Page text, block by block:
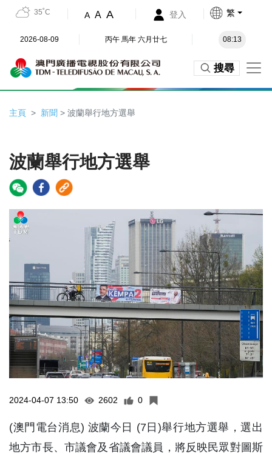
35˚C A A A 登入 繁
2026-08-09 丙午 馬年 六月廿七 08:13
搜尋
主頁 新聞 > 波蘭舉行地方選舉
波蘭舉行地方選舉
2024-04-07 13:50 2602 0
(澳門電台消息) 波蘭今日 (7日)舉行地方選舉，選出
地方市長、市議會及省議會議員，將反映民眾對圖斯